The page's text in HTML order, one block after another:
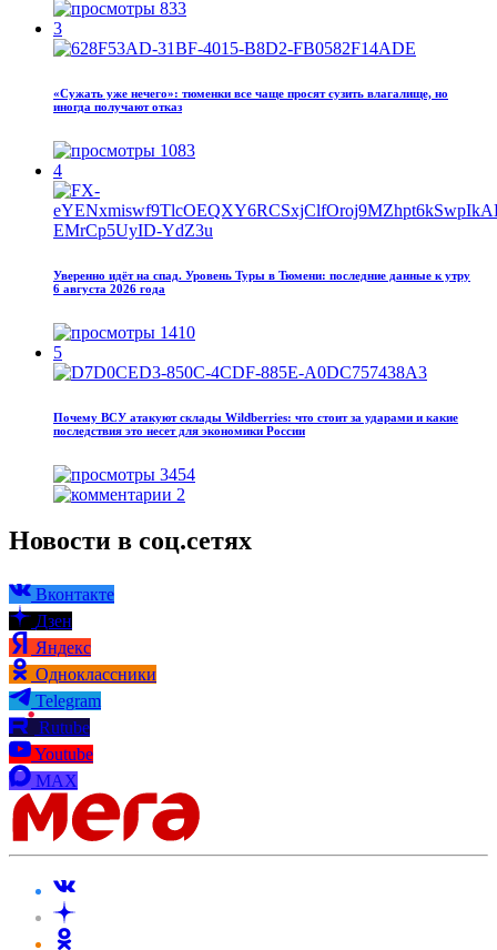
833
3
«Сужать уже нечего»: тюменки все чаще просят сузить влагалище, но
иногда получают отказ
1083
4
Уверенно идёт на спад. Уровень Туры в Тюмени: последние данные к утру
6 августа 2026 года
1410
5
Почему ВСУ атакуют склады Wildberries: что стоит за ударами и какие
последствия это несет для экономики России
3454
2
Новости в соц.сетях
Вконтакте
Дзен
Яндекс
Одноклассники
Telegram
Rutube
Youtube
MAX